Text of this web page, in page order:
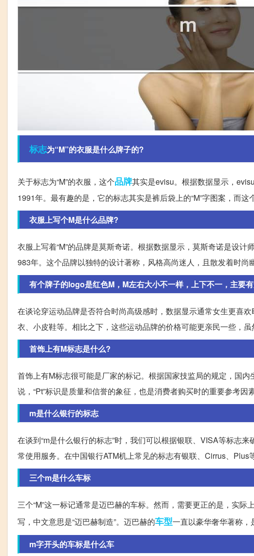
标志为“M”的衣服是什么牌子的?
关于标志为“M”的衣服，这个品牌其实是evisu。根据数据显示，
1991年。最有趣的是，它的标志其实是裤后袋上的“M”字图案，而
衣服上写个M是什么品牌?
衣服上写着“M”的品牌是莫斯奇诺。根据数据显示，莫斯奇诺是设
983年。这个品牌以独特的设计著称，风格高尚迷人，且散发着时尚
有个牌子的logo是红色M，M左右大小不一样，上下不一，主要
在谈论穿运动品牌是否符合时尚高级感时，数据显示通常女生更喜
衣、小皮鞋等。相比之下，这些运动品牌的价格可能更亲民一些，
首饰上有M标志是什么?
首饰上有M标志很可能是厂家的标记。根据国家技监局的规定，国
说，“Pt”标识是质量和信誉的象征，也是消费者购买时的重要参考因素
m是什么银行的标志
在谈到“m是什么银行的标志”时，我们可以根据银联、VISA等标志
常使用服务。在中国银行ATM机上常见的标志有银联、Cirrus、Plus
三个m是什么车标
三个“M”这一标记通常是迈巴赫的车标。然而，需要更正的是，实
写，中文意思是“迈巴赫制造”。迈巴赫的车型一直以豪华奢华著称，
m字开头的车标是什么车